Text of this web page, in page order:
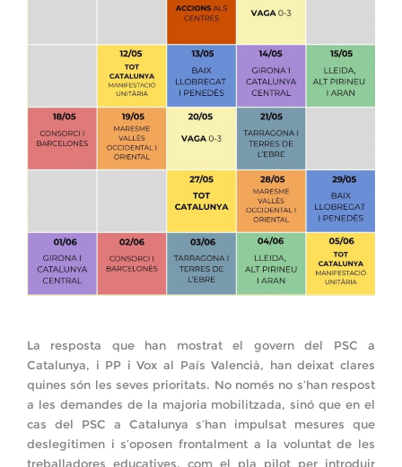
La resposta que han mostrat el govern del PSC a
Catalunya, i PP i Vox al País Valencià, han deixat clares
quines són les seves prioritats. No només no s’han respost
a les demandes de la majoria mobilitzada, sinó que en el
cas del PSC a Catalunya s’han impulsat mesures que
deslegitimen i s’oposen frontalment a la voluntat de les
treballadores educatives, com el pla pilot per introduir